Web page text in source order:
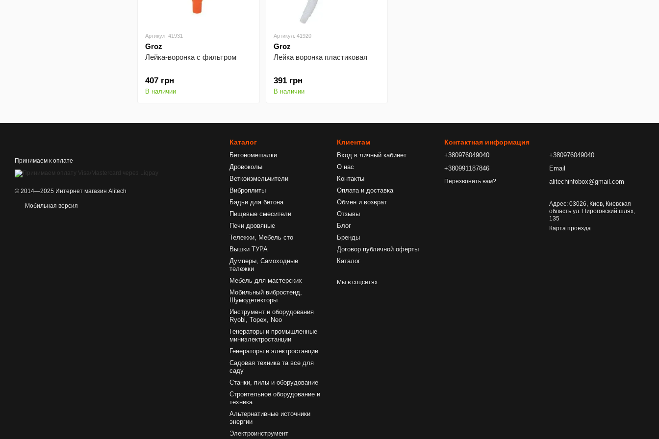
Артикул: 41931
Groz
Лейка-воронка с фильтром
407 грн
В наличии
Артикул: 41920
Groz
Лейка воронка пластиковая
391 грн
В наличии
Принимаем к оплате
© 2014—2025 Интернет магазин Alitech
Мобильная версия
Каталог
Бетономешалки
Дровоколы
Веткоизмельчители
Виброплиты
Бадьи для бетона
Пищевые смесители
Печи дровяные
Тележки, Мебель сто
Вышки ТУРА
Думперы, Самоходные
тележки
Мебель для мастерских
Мобильный вибростенд,
Шумодетекторы
Инструмент и оборудования
Ryobi, Topex, Neo
Генераторы и промышленные
миниэлектростанции
Генераторы и электростанции
Садовая техника та все для
саду
Станки, пилы и оборудование
Строительное оборудование и
техника
Альтернативные источники
энергии
Электроинструмент
Клиентам
Вход в личный кабинет
О нас
Контакты
Оплата и доставка
Обмен и возврат
Отзывы
Блог
Бренды
Договор публичной оферты
Каталог
Мы в соцсетях
Контактная информация
+380976049040
+380991187846
Перезвонить вам?
+380976049040
Email
alitechinfobox@gmail.com
Адрес: 03026, Киев, Киевская
область ул. Пироговский шлях,
135
Карта проезда